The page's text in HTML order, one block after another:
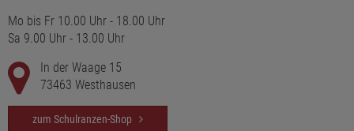
Mo bis Fr 10.00 Uhr - 18.00 Uhr
Sa 9.00 Uhr - 13.00 Uhr
In der Waage 15
73463 Westhausen
zum Schulranzen-Shop